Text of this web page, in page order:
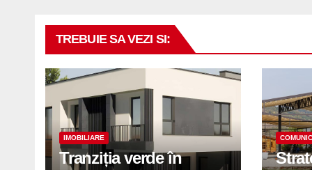
TREBUIE SA VEZI SI:
IMOBILIARE
Tranziția verde în